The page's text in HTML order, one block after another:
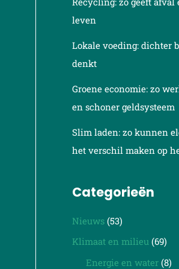
leven
Lokale voeding: dichter
denkt
Groene economie: zo
en schoner geldsysteem
Slim laden: zo kunnen
het verschil maken op
Categorieën
Nieuws (53)
Klimaat en milieu (69)
Energie en water(8)